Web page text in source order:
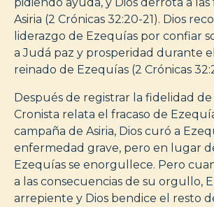
Asiria (2 Crónicas 32:20-21). Dios
liderazgo de Ezequías por confiar
a Judá paz y prosperidad durante
reinado de Ezequías (2 Crónicas
Después de registrar la fidelidad de
Cronista relata el fracaso de
campaña de Asiria, Dios curó a
enfermedad grave, pero en lugar
Ezequías se enorgullece. Pero
a las consecuencias de su orgullo,
arrepiente y Dios bendice el resto